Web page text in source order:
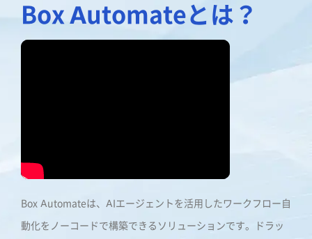
Box Automateとは？
Box Automateは、AIエージェントを活用したワークフロー自
動化をノーコードで構築できるソリューションです。ドラッ